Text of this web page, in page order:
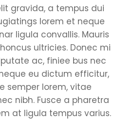
gravida, a tempus dui
lorem et neque
ligula convallis. Mauris
ultricies. Donec mi
ac, finiee bus nec
eu dictum efficitur,
semper lorem, vitae
nibh. Fusce a pharetra
at ligula tempus varius.